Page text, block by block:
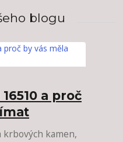
blogu
a proč
krbových kamen,